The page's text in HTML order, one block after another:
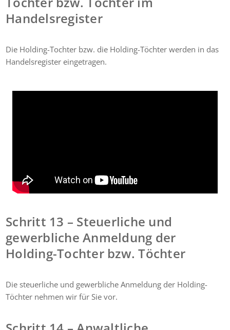
Handelsregister
Die Holding-Tochter bzw. die Holding-Töchter werden in das
Handelsregister eingetragen.
Schritt 13 – Steuerliche und
gewerbliche Anmeldung der
Holding-Tochter bzw. Töchter
Die steuerliche und gewerbliche Anmeldung der Holding-
Töchter nehmen wir für Sie vor.